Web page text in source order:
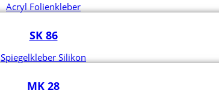
Acryl Folienkleber
SK 86
Spiegelkleber Silikon
MK 28